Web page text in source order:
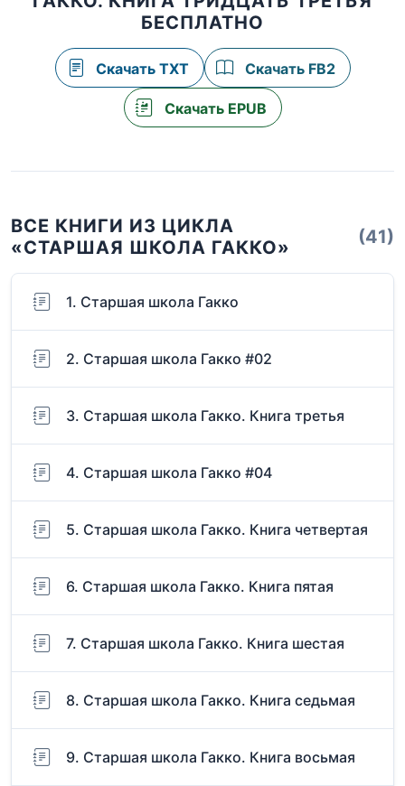
БЕСПЛАТНО
Скачать TXT Скачать FB2
Скачать EPUB
ВСЕ КНИГИ ИЗ ЦИКЛА
«СТАРШАЯ ШКОЛА ГАККО»
(41)
1. Старшая школа Гакко
2. Старшая школа Гакко #02
3. Старшая школа Гакко. Книга третья
4. Старшая школа Гакко #04
5. Старшая школа Гакко. Книга четвертая
6. Старшая школа Гакко. Книга пятая
7. Старшая школа Гакко. Книга шестая
8. Старшая школа Гакко. Книга седьмая
9. Старшая школа Гакко. Книга восьмая